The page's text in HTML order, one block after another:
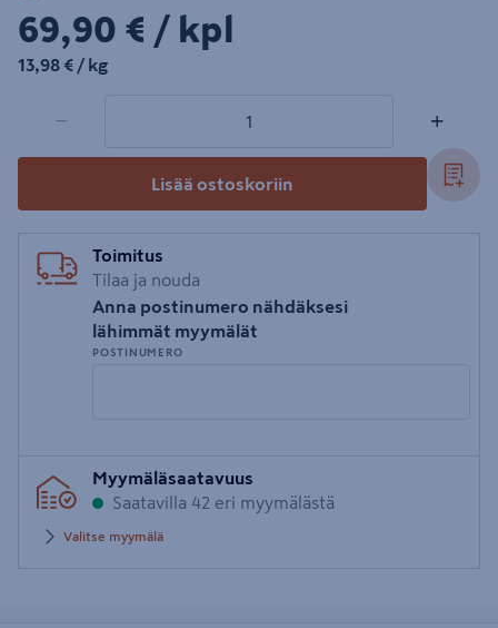
69,90€/kpl
69,90 € / kpl
13,98€/kg
13,98 € / kg
− +
Lisää ostoskoriin
Toimitus
Tilaa ja nouda
Anna postinumero nähdäksesi
lähimmät myymälät
POSTINUMERO
postinumero
Myymäläsaatavuus
Saatavilla 42 eri myymälästä
Valitse myymälä